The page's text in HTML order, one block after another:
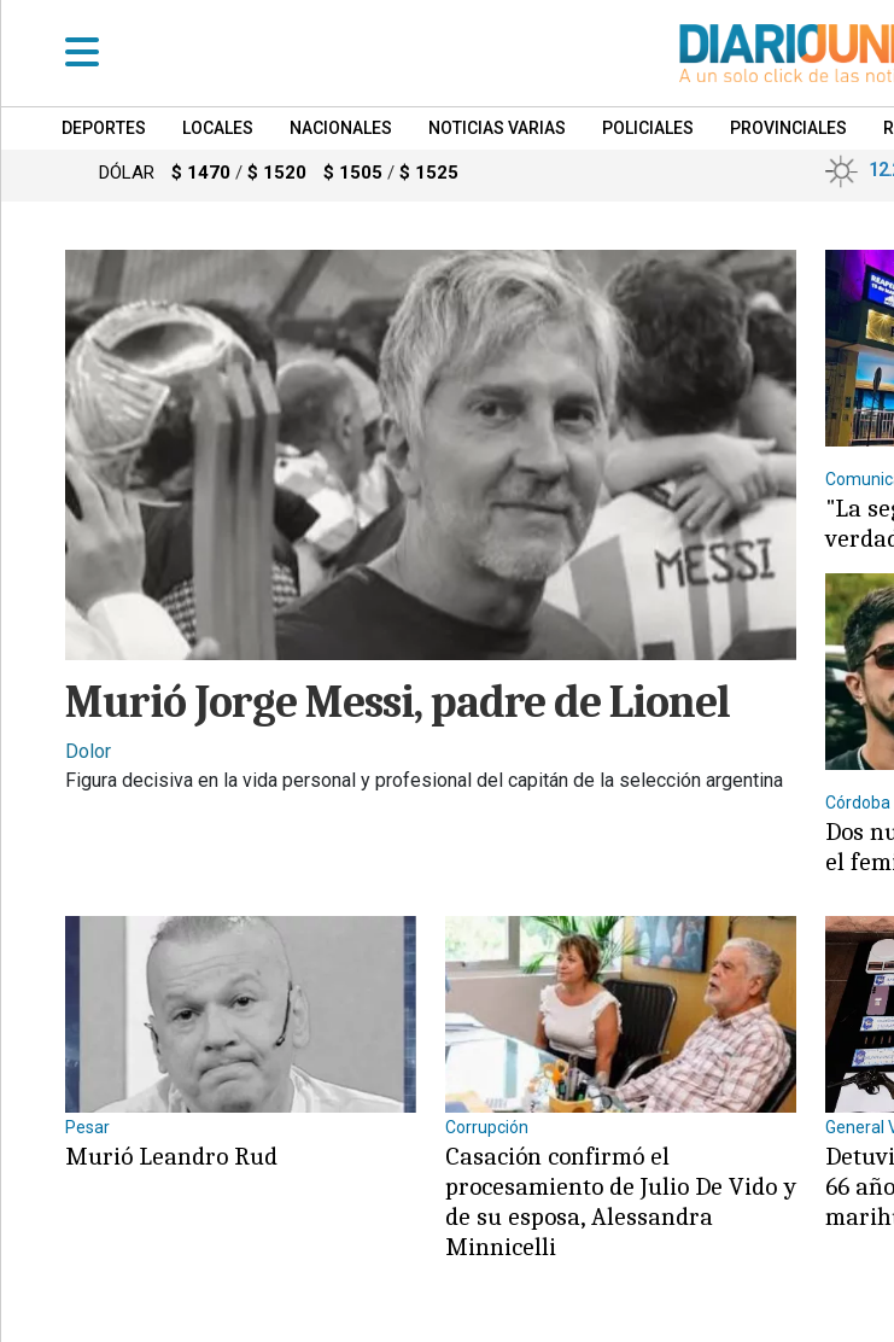
DEPORTES
NACIONALES
NOTICIAS
VARIAS
POLICIALES
PROVINCIALES
REGIONALES
INTERNACIONALES
• SUPLEMENTOS
DEPORTES LOCALES NACIONALES NOTICIAS VARIAS POLICIALES PROVINCIALES
DÓLAR $ 1470 / $ 1520 $ 1505 / $ 1525
Murió Jorge Messi, padre de Lionel
Dolor
Figura decisiva en la vida personal y profesional del capitán de la selección argentina
"La
Córdoba
Dos
el
Pesar
Murió Leandro Rud
Corrupción
Casación confirmó el
procesamiento de Julio De Vido y
de su esposa, Alessandra
Minnicelli
General
66